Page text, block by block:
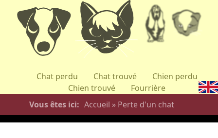
Aller
au
contenu
principal
Chat perdu Chat trouvé
Chien perdu
Chien trouvé
Fourrière
Vous êtes ici
Accueil » Perte d'un chat